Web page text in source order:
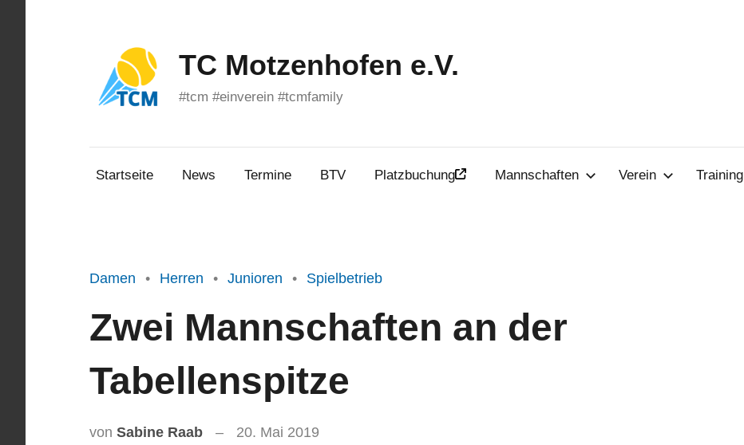
TC Motzenhofen e.V.
#tcm #einverein #tcmfamily
Startseite News Termine BTV Platzbuchung Mannschaften Verein Training
Damen Herren Junioren Spielbetrieb
Zwei Mannschaften an der
Tabellenspitze
von Sabine Raab 20. Mai 2019